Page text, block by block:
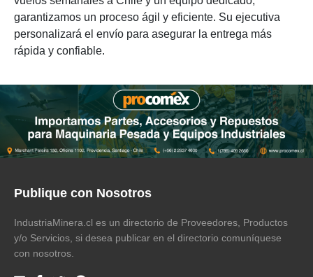
garantizamos un proceso ágil y eficiente. Su ejecutiva
personalizará el envío para asegurar la entrega más
rápida y confiable.
Publique con Nosotros
IndustriaMinera.cl es un directorio de Proveedores, Productos
y/o Servicios, si desea publicar en el directorio comuníquese
con nosotros.